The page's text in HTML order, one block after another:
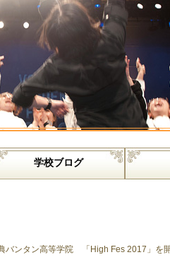
学校ブログ
バンタン高等学院 「High Fes 2017」を